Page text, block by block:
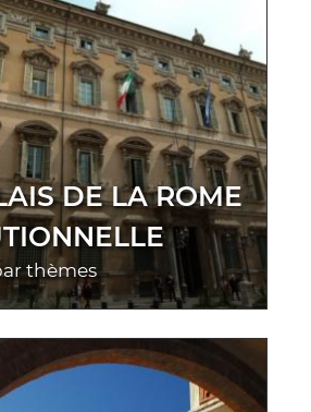
DE LA ROME
thèmes